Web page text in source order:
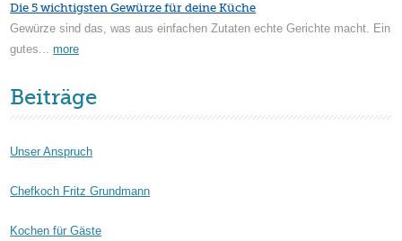
Die 5 wichtigsten Gewürze für deine Küche
Gewürze sind das, was aus einfachen Zutaten echte Gerichte macht. Ein
gutes...more
Beiträge
Unser Anspruch
Chefkoch Fritz Grundmann
Kochen für Gäste